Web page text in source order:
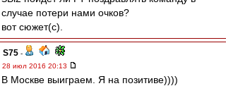
случае потери нами очков?
вот сюжет(с).
S75 -
28 июл 2016 20:13
В Москве выиграем. Я на позитиве))))